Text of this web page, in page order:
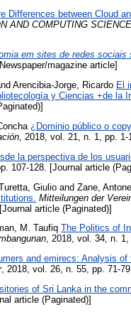
Differences between Cloud
AND COMPUTING SCIENCE
em sites de redes
magazine article]
Arencibia-Jorge, Ricardo El
y Ciencias +de la
¿Dominio público o
, 2018, vol. 21, n. 1, pp. 1-
la perspectiva de los
107-128. [Journal article
Giulio and Zane,
Mitteilungen der
article (Paginated)]
M. Taufiq The Politics of
, 2018, vol. 34, n. 1,
and emirecs: Analysis
, 2018, vol. 26, n. 55, pp. 71-
of Sri Lanka in the
article (Paginated)]